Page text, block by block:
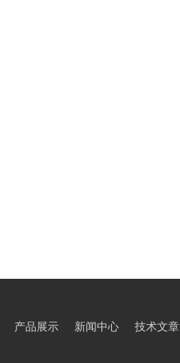
产品展示 新闻中心 技术文章